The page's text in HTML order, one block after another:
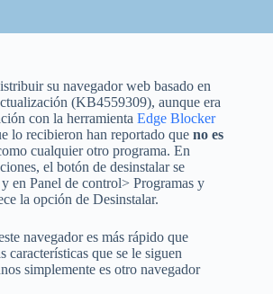
su navegador web basado en
(KB4559309), aunque era
con la herramienta Edge Blocker
lo recibieron han reportado que no es
cualquier otro programa. En
el botón de desinstalar se
en Panel de control> Programas y
la opción de Desinstalar.
navegador es más rápido que
características que se le siguen
simplemente es otro navegador